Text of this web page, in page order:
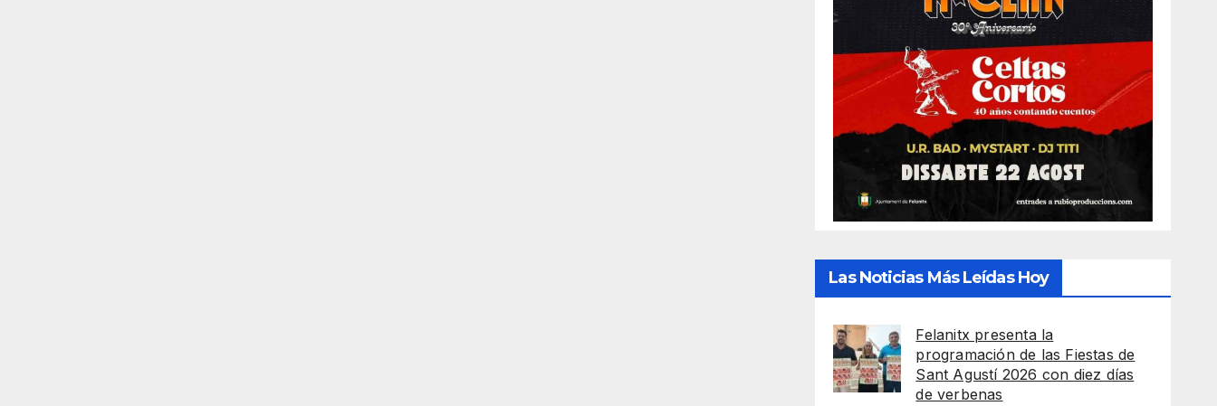
Las Noticias Más Leídas Hoy
Felanitx presenta la
programación de las Fiestas de
Sant Agustí 2026 con diez días
de verbenas